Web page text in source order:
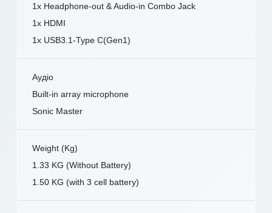
1x Headphone-out & Audio-in Combo Jack
1x HDMI
1x USB3.1-Type C(Gen1)
Аудіо
Built-in array microphone
Sonic Master
Weight (Kg)
1.33 KG (Without Battery)
1.50 KG (with 3 cell battery)